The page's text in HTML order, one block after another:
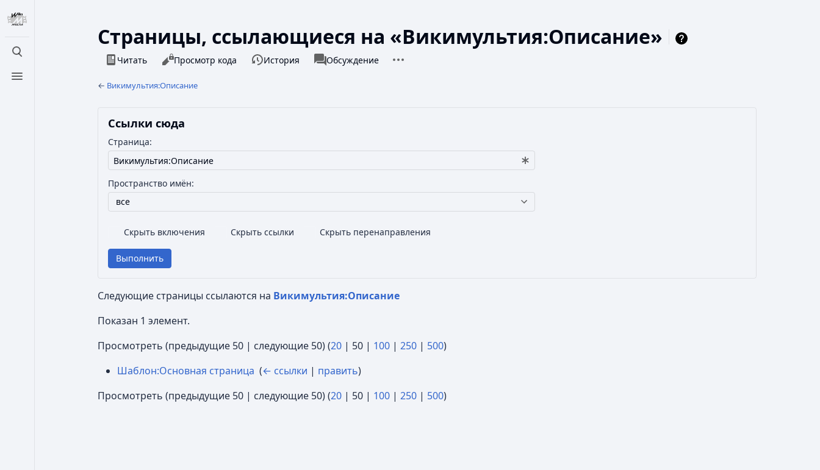
Открыть поиск
Открыть меню
Страницы, ссылающиеся на «Викимультия:Описание»
Просмотры
Читать Просмотр кода История associated-pages
Викимультия
Обсуждение Дополнительные действия
← Викимультия:Описание
Ссылки сюда
Страница:
Пространство имён:
все
Скрыть включения Скрыть ссылки Скрыть перенаправления
Выполнить
Следующие страницы ссылаются на Викимультия:Описание
Показан 1 элемент.
Просмотреть (предыдущие 50 | следующие 50) (20 | 50 | 100 | 250 | 500)
Шаблон:Основная страница (← ссылки | править)
Просмотреть (предыдущие 50 | следующие 50) (20 | 50 | 100 | 250 | 500)